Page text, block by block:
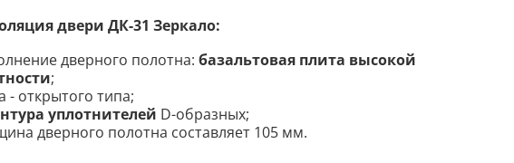
двери ДК-31 Зеркало:
дверного полотна: базальтовая плита высокой
;
- открытого типа;
уплотнителей D-образных;
дверного полотна составляет 105 мм.